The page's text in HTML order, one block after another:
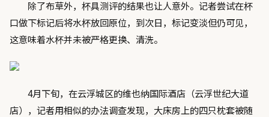
除了布草外，杯具测评的结果也让人意外。记者尝试在杯
口做下标记后将水杯放回原位，到次日，标记变淡但仍可见，
这意味着水杯并未被严格更换、清洗。
4月下旬，在云浮城区的维也纳国际酒店（云浮世纪大道
店），记者用相似的办法调查发现，大床房上的四只枕套被随